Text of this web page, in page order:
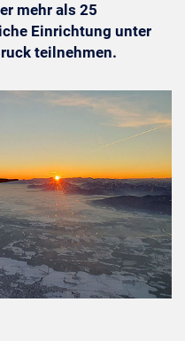
mehr als 25
Einrichtung unter
teilnehmen.